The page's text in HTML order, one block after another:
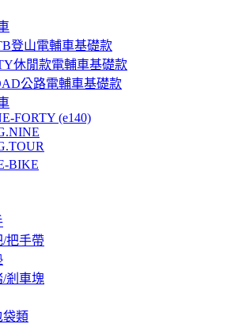
登山電輔車基礎款
休閒款電輔車基礎款
公路電輔車基礎款
FORTY (e140)
BIKE
/把手帶
/剎車塊
袋類